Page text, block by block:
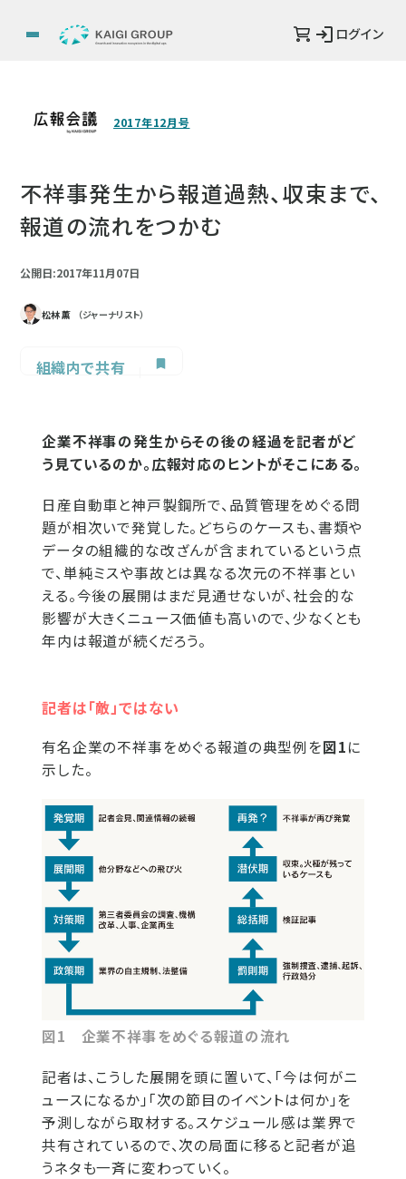
ログイン
2017年12月号
不祥事発生から報道過熱、収束まで、
報道の流れをつかむ
公開日:2017年11月07日
松林 薫 （ジャーナリスト）
組織内で共有
企業不祥事の発生からその後の経過を記者がど
う見ているのか。広報対応のヒントがそこにある。
日産自動車と神戸製鋼所で、品質管理をめぐる問
題が相次いで発覚した。どちらのケースも、書類や
データの組織的な改ざんが含まれているという点
で、単純ミスや事故とは異なる次元の不祥事とい
える。今後の展開はまだ見通せないが、社会的な
影響が大きくニュース価値も高いので、少なくとも
年内は報道が続くだろう。
記者は「敵」ではない
有名企業の不祥事をめぐる報道の典型例を図1に
示した。
図1 企業不祥事をめぐる報道の流れ
記者は、こうした展開を頭に置いて、「今は何がニ
ュースになるか」「次の節目のイベントは何か」を
予測しながら取材する。スケジュール感は業界で
共有されているので、次の局面に移ると記者が追
うネタも一斉に変わっていく。